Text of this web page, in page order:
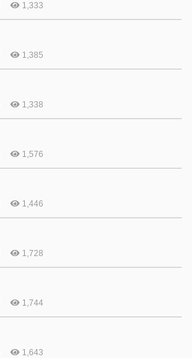
1,333
1,385
1,338
1,576
1,446
1,728
1,744
1,643